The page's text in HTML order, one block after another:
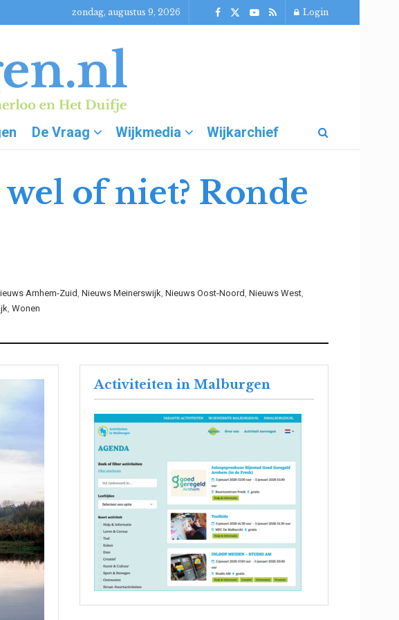
zondag, augustus 9, 2026 Login
De Vraag Wijkmedia Wijkarchief
of niet? Ronde
Arnhem-Zuid , Nieuws Meinerswijk, Nieuws Oost-Noord , Nieuws West,
, Wonen
Activiteiten in Malburgen